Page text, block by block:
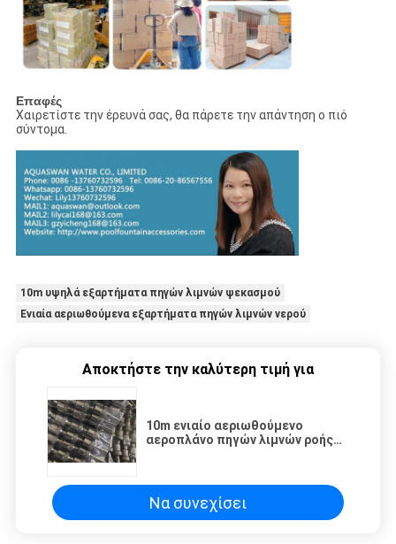
Επαφές
Χαιρετίστε την έρευνά σας, θα πάρετε την απάντηση ο πιό
σύντομα.
10m υψηλά εξαρτήματα πηγών λιμνών ψεκασμού
Ενιαία αεριωθούμενα εξαρτήματα πηγών λιμνών νερού
Αποκτήστε την καλύτερη τιμή για
10m ενιαίο αεριωθούμενο
αεροπλάνο πηγών λιμνών ροής
Να συνεχίσει